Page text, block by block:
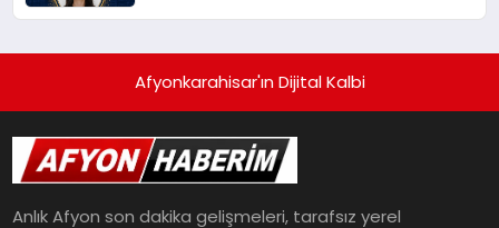
Afyonkarahisar'ın Dijital Kalbi
Anlık Afyon son dakika gelişmeleri, tarafsız yerel